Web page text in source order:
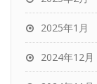
2025年1月
2024年12月